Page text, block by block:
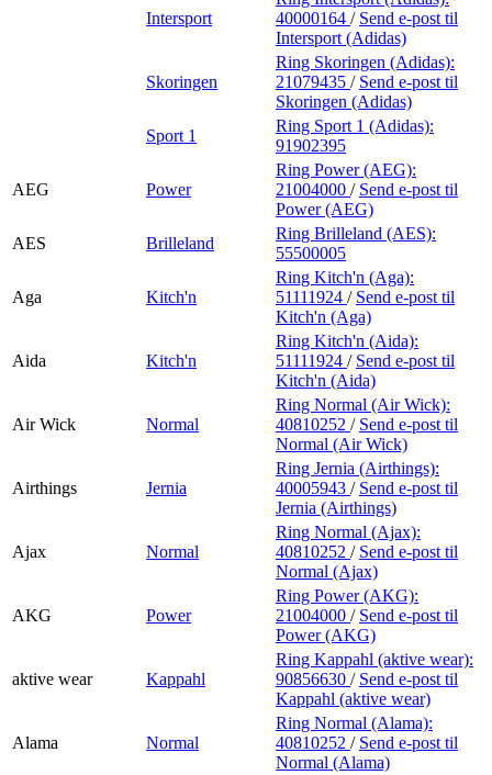
Intersport
40000164 / Send e-post til
Intersport (Adidas)
Skoringen
Ring Skoringen (Adidas):
21079435 / Send e-post til
Skoringen (Adidas)
Sport 1
Ring Sport 1 (Adidas):
91902395
AEG Power
Ring Power (AEG):
21004000 / Send e-post til
Power (AEG)
AES
Brilleland
Ring Brilleland (AES):
55500005
Aga Kitch'n
Ring Kitch'n (Aga):
51111924 / Send e-post til
Kitch'n (Aga)
Aida Kitch'n
Ring Kitch'n (Aida):
51111924 / Send e-post til
Kitch'n (Aida)
Air Wick Normal
Ring Normal (Air Wick):
40810252 / Send e-post til
Normal (Air Wick)
Airthings Jernia
Ring Jernia (Airthings):
40005943 / Send e-post til
Jernia (Airthings)
Ajax Normal
Ring Normal (Ajax):
40810252 / Send e-post til
Normal (Ajax)
AKG Power
Ring Power (AKG):
21004000 / Send e-post til
Power (AKG)
aktive wear Kappahl
Ring Kappahl (aktive wear):
90856630 / Send e-post til
Kappahl (aktive wear)
Alama Normal
Ring Normal (Alama):
40810252 / Send e-post til
Normal (Alama)